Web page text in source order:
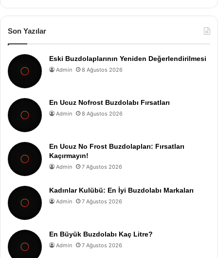
Son Yazılar
Eski Buzdolaplarının Yeniden Değerlendirilmesi
Admin 8 Ağustos 2026
En Ucuz Nofrost Buzdolabı Fırsatları
Admin 8 Ağustos 2026
En Ucuz No Frost Buzdolapları: Fırsatları
Kaçırmayın!
Admin 7 Ağustos 2026
Kadınlar Kulübü: En İyi Buzdolabı Markaları
Admin 7 Ağustos 2026
En Büyük Buzdolabı Kaç Litre?
Admin 7 Ağustos 2026